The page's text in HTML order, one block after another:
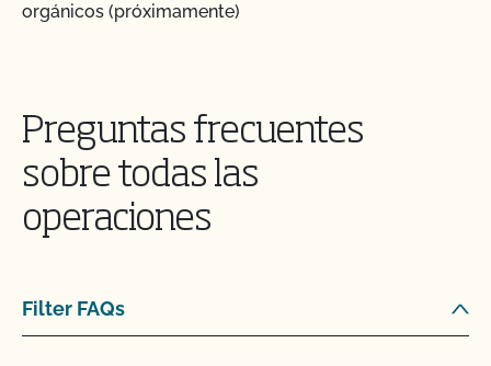
orgánicos (próximamente)
Preguntas frecuentes
sobre todas las
operaciones
Filter FAQs